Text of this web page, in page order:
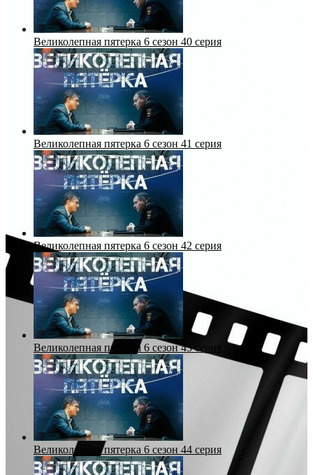
Великолепная пятерка 6 сезон 40 серия
Великолепная пятерка 6 сезон 41 серия
Великолепная пятерка 6 сезон 42 серия
Великолепная пятерка 6 сезон 43 серия
Великолепная пятерка 6 сезон 44 серия